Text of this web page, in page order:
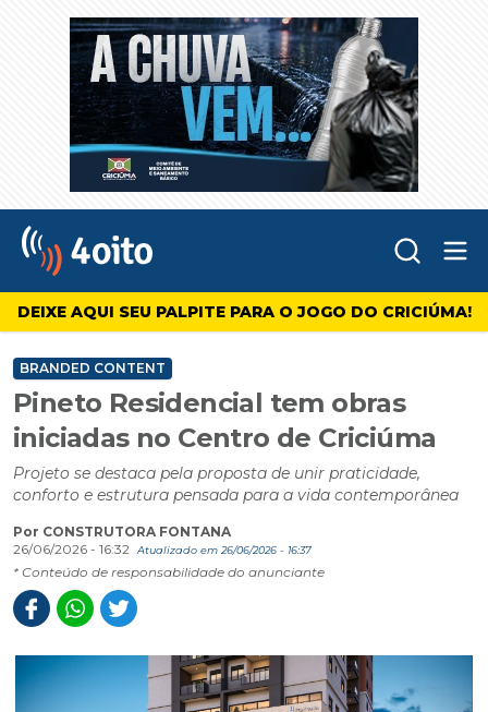
4oito
DEIXE AQUI SEU PALPITE PARA O JOGO DO CRICIÚMA!
BRANDED CONTENT
Pineto Residencial tem obras
iniciadas no Centro de Criciúma
Projeto se destaca pela proposta de unir praticidade,
conforto e estrutura pensada para a vida contemporânea
Por CONSTRUTORA FONTANA
26/06/2026 - 16:32
Atualizado em 26/06/2026 - 16:37
* Conteúdo de responsabilidade do anunciante